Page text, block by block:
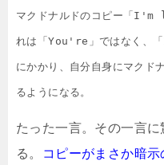
マクドナルドのコピー「
れは「You're」ではなく、
にかかり、自分自身にマクド
るようになる。
たった一言。その一言
る。
コピーがまさか暗示